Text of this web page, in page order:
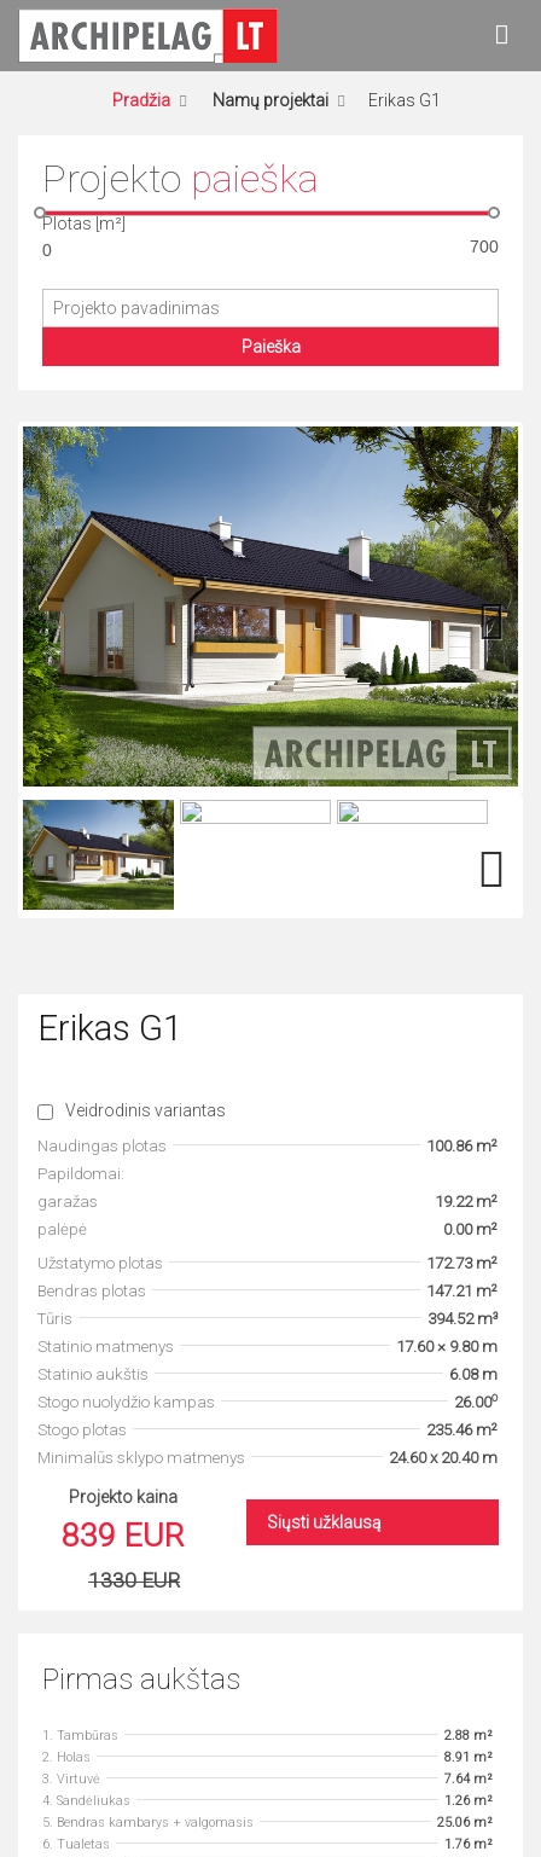
Eiti
turinio
Archipelag
Namų projektai
Pradžia Namų projektai Erikas G1
Projekto paieška
Plotas [m²]
Paieška
Next
Erikas G1
Veidrodinis variantas
Naudingas plotas
100.86 m²
Papildomai:
garažas
19.22 m²
palėpė
0.00 m²
Užstatymo plotas
172.73 m²
Bendras plotas
147.21 m²
Tūris
394.52 m³
Statinio matmenys
17.60 × 9.80 m
Statinio aukštis
6.08 m
Stogo nuolydžio kampas
26.00o
Stogo plotas
235.46 m²
Minimalūs sklypo matmenys
24.60 x 20.40 m
Projekto kaina
839 EUR
1330 EUR
Siųsti užklausą
Pirmas aukštas
1. Tambūras
2.88 m²
2. Holas
8.91 m²
3. Virtuvė
7.64 m²
4. Sandėliukas
1.26 m²
5. Bendras kambarys + valgomasis
25.06 m²
6. Tualetas
1.76 m²